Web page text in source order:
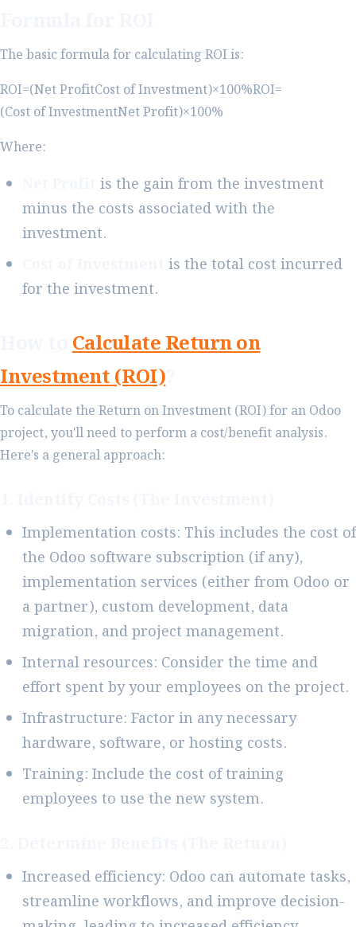
The basic formula for calculating ROI is:
ROI=(Net ProfitCost of Investment)×100%ROI=
(Cost of InvestmentNet Profit​)×100%
Where:
is the gain from the investment
minus the costs associated with the
investment.
is the total cost incurred
for the investment.
How toCalculate Return on
Investment (ROI)?
To calculate the Return on Investment (ROI) for an Odoo
project, you'll need to perform a cost/benefit analysis.
Here's a general approach:
Implementation costs: This includes the cost of
the Odoo software subscription (if any),
implementation services (either from Odoo or
a partner), custom development, data
migration, and project management.
Internal resources: Consider the time and
effort spent by your employees on the project.
Infrastructure: Factor in any necessary
hardware, software, or hosting costs.
Training: Include the cost of training
employees to use the new system.
Increased efficiency: Odoo can automate tasks,
streamline workflows, and improve decision-